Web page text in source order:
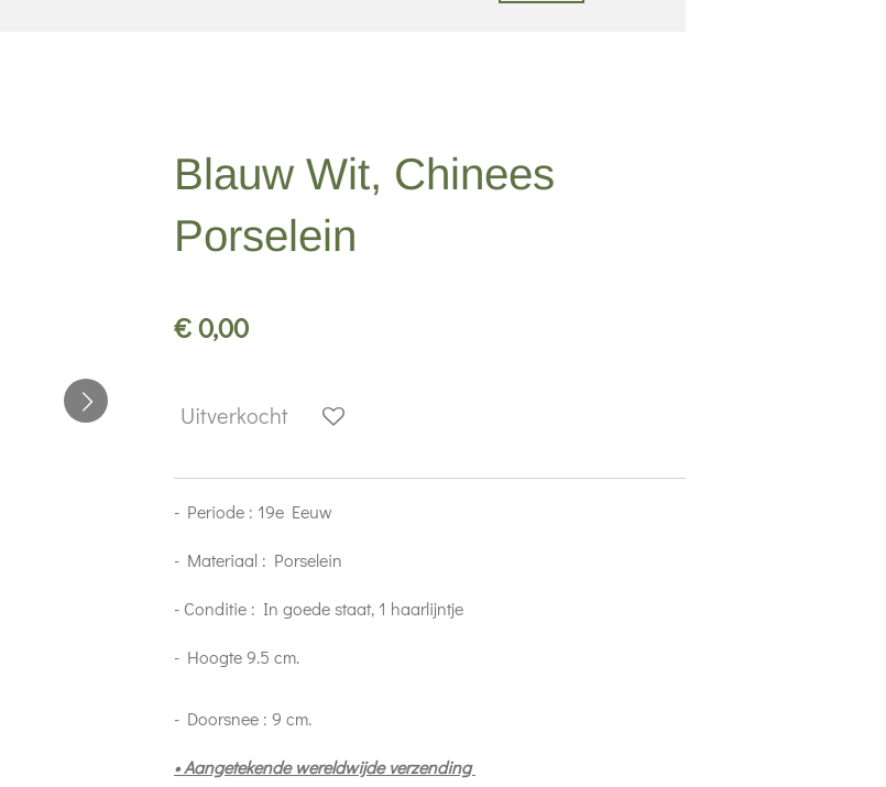
Blauw Wit, Chinees
Porselein
€ 0,00
Uitverkocht
- Periode : 19e Eeuw
- Materiaal : Porselein
- Conditie : In goede staat, 1 haarlijntje
- Hoogte 9.5 cm.
- Doorsnee : 9 cm.
• Aangetekende wereldwijde verzending